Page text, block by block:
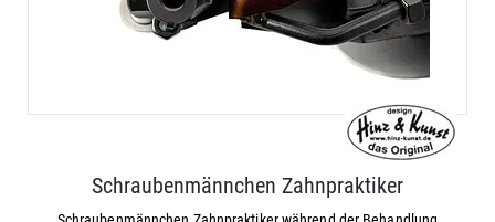
Schraubenmännchen Zahnpraktiker